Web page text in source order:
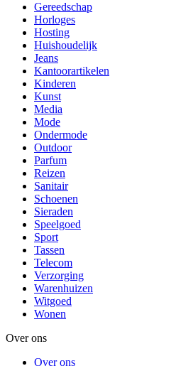
Gereedschap
Horloges
Hosting
Huishoudelijk
Jeans
Kantoorartikelen
Kinderen
Kunst
Media
Mode
Ondermode
Outdoor
Parfum
Reizen
Sanitair
Schoenen
Sieraden
Speelgoed
Sport
Tassen
Telecom
Verzorging
Warenhuizen
Witgoed
Wonen
Over ons
Over ons